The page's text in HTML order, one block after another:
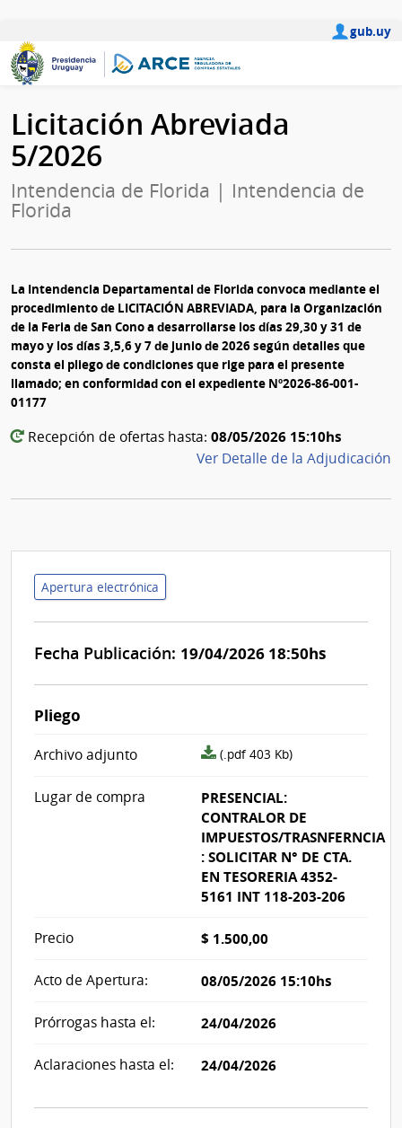
gub.uy
Licitación Abreviada
5/2026
Intendencia de Florida | Intendencia de
Florida
La Intendencia Departamental de Florida convoca mediante el
procedimiento de LICITACIÓN ABREVIADA, para la Organización
de la Feria de San Cono a desarrollarse los días 29,30 y 31 de
mayo y los días 3,5,6 y 7 de junio de 2026 según detalles que
consta el pliego de condiciones que rige para el presente
llamado; en conformidad con el expediente Nº2026-86-001-
01177
Recepción de ofertas hasta: 08/05/2026 15:10hs
Ver Detalle de la Adjudicación
Apertura electrónica
Fecha Publicación: 19/04/2026 18:50hs
Pliego
Archivo adjunto
archivo
(.pdf 403 Kb)
Lugar de compra
PRESENCIAL:
CONTRALOR DE
IMPUESTOS/TRASNFERNCIA
: SOLICITAR N° DE CTA.
EN TESORERIA 4352-
5161 INT 118-203-206
Precio $ 1.500,00
Acto de Apertura: 08/05/2026 15:10hs
Prórrogas hasta el: 24/04/2026
Aclaraciones hasta el: 24/04/2026